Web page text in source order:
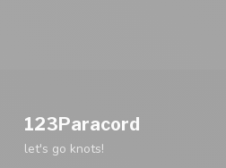
123Paracord
let's go knots!